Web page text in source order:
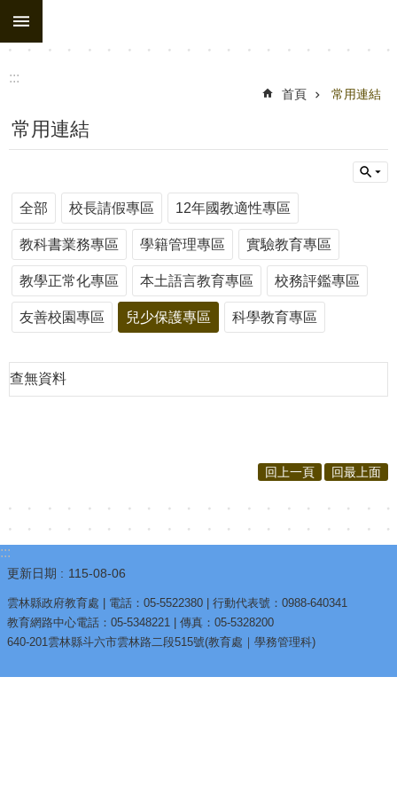
跳到主要內容區塊
:::
首頁 常用連結
常用連結
全部 校長請假專區 12年國教適性專區
教科書業務專區 學籍管理專區 實驗教育專區
教學正常化專區 本土語言教育專區 校務評鑑專區
友善校園專區 兒少保護專區 科學教育專區
查無資料
回上一頁 回最上面
:::
更新日期 115-08-06
雲林縣政府教育處 | 電話：05-5522380 | 行動代表號：0988-640341
教育網路中心電話：05-5348221 | 傳真：05-5328200
640-201雲林縣斗六市雲林路二段515號(教育處｜學務管理科)